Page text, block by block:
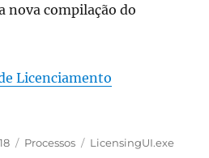
nova compilação do
Licenciamento
Categorias
Processos Etiquetas
LicensingUI.exe